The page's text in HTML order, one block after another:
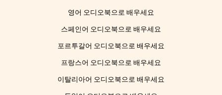
영어 오디오북으로 배우세요
스페인어 오디오북으로 배우세요
포르투갈어 오디오북으로 배우세요
프랑스어 오디오북으로 배우세요
이탈리아어 오디오북으로 배우세요